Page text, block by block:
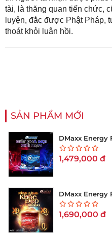
tài, là thăng quan tiến chức,
luyện, đắc được Phật Pháp,
thoát khỏi luân hồi.
SẢN PHẨM MỚI
DMaxx Energy
1,479,000 đ
DMaxx Energy
1,690,000 đ